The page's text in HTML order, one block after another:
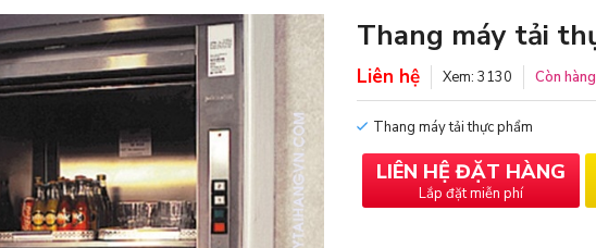
Thang máy tải
Liên hệ Xem: 3130 Còn hàng
Thang máy tải thực phẩm
LIÊN HỆ ĐẶT HÀNG
Lắp đặt miễn phí